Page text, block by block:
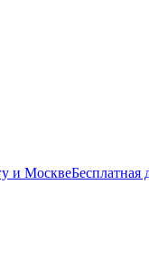
и МосквеБесплатная